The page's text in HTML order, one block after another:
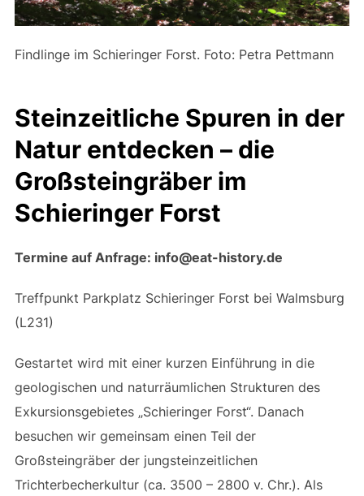
Findlinge im Schieringer Forst. Foto: Petra Pettmann
Steinzeitliche Spuren in der
Natur entdecken – die
Großsteingräber im
Schieringer Forst
Termine auf Anfrage: info@eat-history.de
Treffpunkt Parkplatz Schieringer Forst bei Walmsburg
(L231)
Gestartet wird mit einer kurzen Einführung in die
geologischen und naturräumlichen Strukturen des
Exkursionsgebietes „Schieringer Forst“. Danach
besuchen wir gemeinsam einen Teil der
Großsteingräber der jungsteinzeitlichen
Trichterbecherkultur (ca. 3500 – 2800 v. Chr.). Als